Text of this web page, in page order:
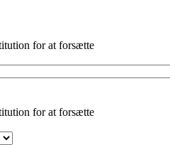
for at forsætte
for at forsætte